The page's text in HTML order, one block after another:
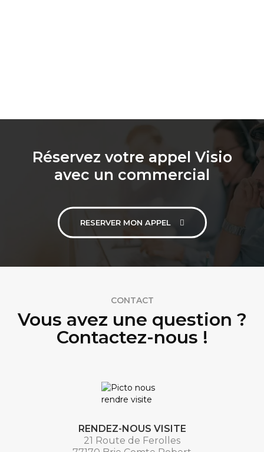
Réservez votre appel Visio
avec un commercial
RESERVER MON APPEL
CONTACT
Vous avez une question ?
Contactez-nous !
RENDEZ-NOUS VISITE
21 Route de Ferolles